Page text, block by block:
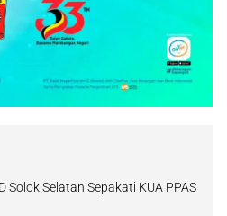
Solok Selatan Sepakati KUA PPAS